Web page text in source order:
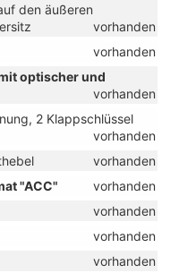
den äußeren
vorhanden
vorhanden
optischer und
vorhanden
2 Klappschlüssel
vorhanden
vorhanden
"ACC"
vorhanden
vorhanden
vorhanden
vorhanden